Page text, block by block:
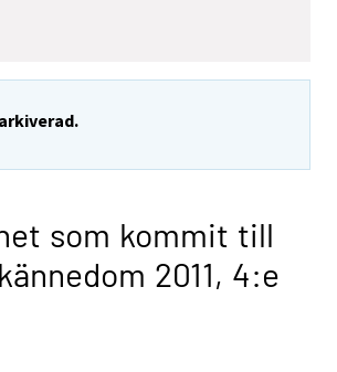
som kommit till
2011, 4:e